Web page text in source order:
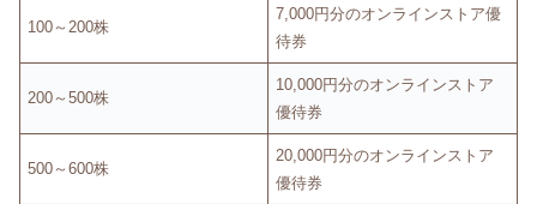
100～200株
7,000円分のオンラインストア優
待券
200～500株
10,000円分のオンラインストア
優待券
500～600株
20,000円分のオンラインストア
優待券